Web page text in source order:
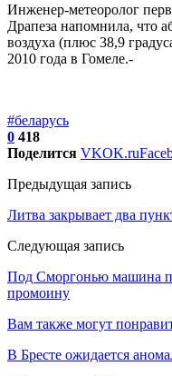
Инженер-метеоролог
Драпеза напомнила, что
воздуха (плюс 38,9
2010 года в Гомеле.-
#беларусь
0 418
Поделится VKOK.ru
Предыдущая запись
Литва закрывает два
Следующая запись
Под Сморгонью машина
промоину
Вам также могут
В Бресте ожидается